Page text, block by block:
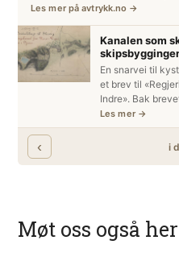
Møt oss også her